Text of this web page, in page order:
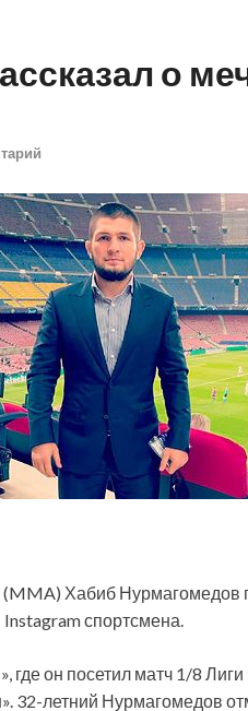
о
Хабиб Нурмагомедов
спортсмена.
где он посетил матч 1/8
летний Нурмагомедов